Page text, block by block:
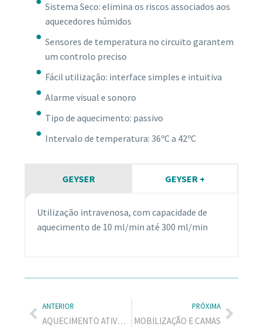
Sistema Seco: elimina os riscos associados aos
aquecedores húmidos
Sensores de temperatura no circuito garantem
um controlo preciso
Fácil utilização: interface simples e intuitiva
Alarme visual e sonoro
Tipo de aquecimento: passivo
Intervalo de temperatura: 36ºC a 42ºC
GEYSER GEYSER +
Utilização intravenosa, com capacidade de
aquecimento de 10 ml/min até 300 ml/min
ANTERIOR
AQUECIMENTO ATIVO DE PACIENTES – CALIMA
PRÓXIMA
MOBILIZAÇÃO E CAMAS